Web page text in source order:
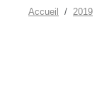
Accueil 2019